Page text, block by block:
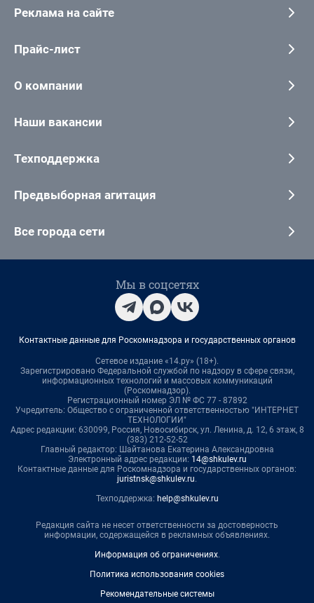
Реклама на сайте
Прайс-лист
О компании
Наши вакансии
Техподдержка
Предвыборная агитация
Все города сети
Мы в соцсетях
Контактные данные для Роскомнадзора и государственных органов
Сетевое издание «14.ру» (18+).
Зарегистрировано Федеральной службой по надзору в сфере связи,
информационных технологий и массовых коммуникаций
(Роскомнадзор).
Регистрационный номер ЭЛ № ФС 77 - 87892
Учредитель: Общество с ограниченной ответственностью "ИНТЕРНЕТ
ТЕХНОЛОГИИ"
Адрес редакции: 630099, Россия, Новосибирск, ул. Ленина, д. 12, 6 этаж, 8
(383) 212-52-52
Главный редактор: Шайтанова Екатерина Александровна
Электронный адрес редакции: 14@shkulev.ru
Контактные данные для Роскомнадзора и государственных органов:
juristnsk@shkulev.ru.
Техподдержка: help@shkulev.ru
Редакция сайта не несет ответственности за достоверность
информации, содержащейся в рекламных объявлениях.
Информация об ограничениях.
Политика использования cookies
Рекомендательные системы